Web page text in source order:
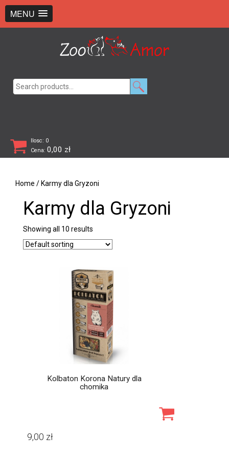
MENU
Ilosc: 0
Cena: 0,00 zł
Home / Karmy dla Gryzoni
Karmy dla Gryzoni
Showing all 10 results
Kolbaton Korona Natury dla
chomika
9,00 zł